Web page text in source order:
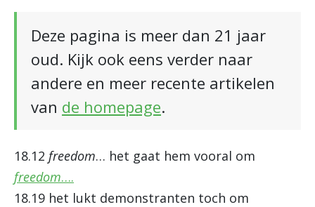
Deze pagina is meer dan 21 jaar
oud. Kijk ook eens verder naar
andere en meer recente artikelen
van de homepage.
18.12 freedom… het gaat hem vooral om
freedom….
18.19 het lukt demonstranten toch om